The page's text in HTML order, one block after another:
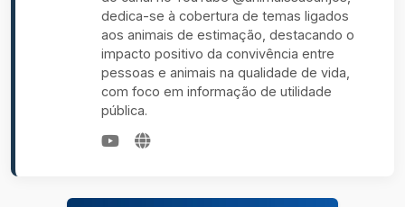
dedica-se à cobertura de temas ligados
aos animais de estimação, destacando o
impacto positivo da convivência entre
pessoas e animais na qualidade de vida,
com foco em informação de utilidade
pública.